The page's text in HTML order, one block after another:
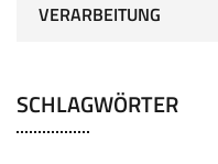
VERARBEITUNG
SCHLAGWÖRTER